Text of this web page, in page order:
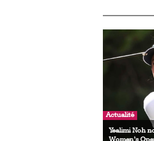
Actualité
Yealimi Noh